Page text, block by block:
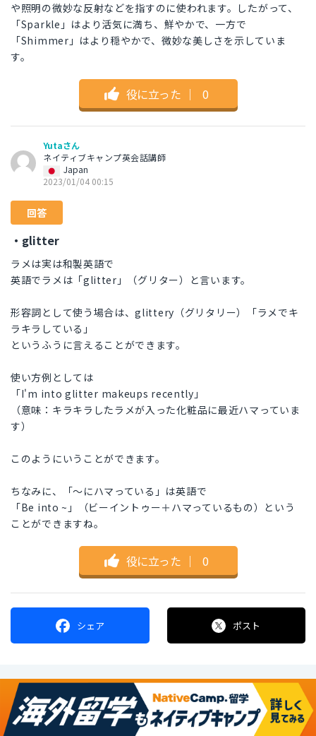
や照明の微妙な反射などを指すのに使われます。したがって、
「Sparkle」はより活気に満ち、鮮やかで、一方で
「Shimmer」はより穏やかで、微妙な美しさを示していま
す。
役に立った ｜ 0
Yutaさん
ネイティブキャンプ英会話講師
Japan
2023/01/04 00:15
回答
・glitter
ラメは実は和製英語で
英語でラメは「glitter」（グリター）と言います。
形容詞として使う場合は、glittery（グリタリー）「ラメでキ
ラキラしている」
というふうに言えることができます。
使い方例としては
「I'm into glitter makeups recently」
（意味：キラキラしたラメが入った化粧品に最近ハマっていま
す）
このようにいうことができます。
ちなみに、「〜にハマっている」は英語で
「Be into ~」（ビーイントゥー＋ハマっているもの）という
ことができますね。
役に立った ｜ 0
シェア ポスト